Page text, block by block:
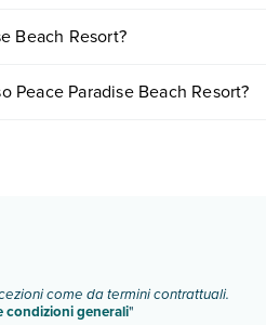
.Beach Resort?
Paradise Beach Resort?
come da termini contrattuali.
generali"